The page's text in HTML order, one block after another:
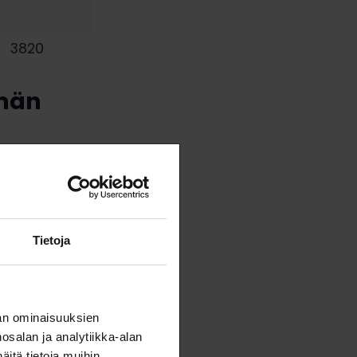
Tietoja
ominaisuuksien
ja analytiikka-alan
3820
uran
muihin
mediaani